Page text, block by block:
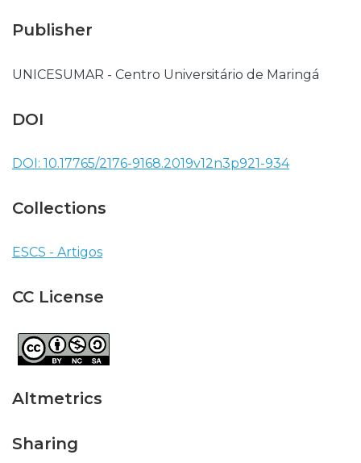
Publisher
UNICESUMAR - Centro Universitário de Maringá
DOI
DOI: 10.17765/2176-9168.2019v12n3p921-934
Collections
ESCS - Artigos
CC License
Altmetrics
Sharing